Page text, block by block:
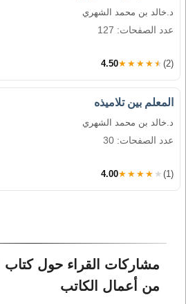
د.خالد بن محمد الشهري
عدد الصفحات: 127
4.50★★★★★ (2)
المعلم بين تلاميذه
د.خالد بن محمد الشهري
عدد الصفحات: 30
4.00★★★★★ (1)
مشاركات القراء حول كتاب
من أعمال الكاتب